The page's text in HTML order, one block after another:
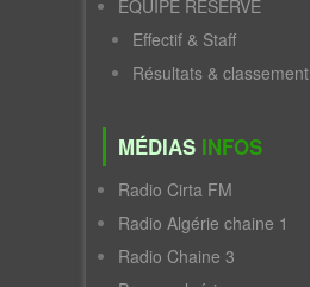
ÉQUIPE RÉSERVE
Effectif & Staff
Résultats & classement
MÉDIAS INFOS
Radio Cirta FM
Radio Algérie chaine 1
Radio Chaine 3